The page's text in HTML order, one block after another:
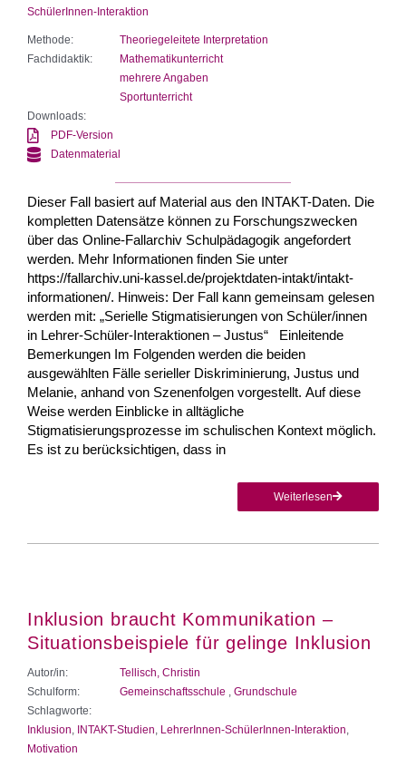
SchülerInnen-Interaktion
Methode:
Theoriegeleitete Interpretation
Fachdidaktik:
Mathematikunterricht
mehrere Angaben
Sportunterricht
Downloads:
PDF-Version
Datenmaterial
Dieser Fall basiert auf Material aus den INTAKT-Daten. Die
kompletten Datensätze können zu Forschungszwecken
über das Online-Fallarchiv Schulpädagogik angefordert
werden. Mehr Informationen finden Sie unter
https://fallarchiv.uni-kassel.de/projektdaten-intakt/intakt-
informationen/. Hinweis: Der Fall kann gemeinsam gelesen
werden mit: „Serielle Stigmatisierungen von Schüler/innen
in Lehrer-Schüler-Interaktionen – Justus“ Einleitende
Bemerkungen Im Folgenden werden die beiden
ausgewählten Fälle serieller Diskriminierung, Justus und
Melanie, anhand von Szenenfolgen vorgestellt. Auf diese
Weise werden Einblicke in alltägliche
Stigmatisierungsprozesse im schulischen Kontext möglich.
Es ist zu berücksichtigen, dass in
Weiterlesen
Inklusion braucht Kommunikation –
Situationsbeispiele für gelinge Inklusion
Autor/in:
Tellisch, Christin
Schulform:
Gemeinschaftsschule
Grundschule
Schlagworte:
Inklusion INTAKT-Studien LehrerInnen-SchülerInnen-Interaktion
Motivation